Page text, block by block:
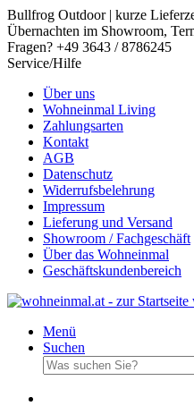
Bullfrog Outdoor | kurze
Übernachten im Showroom,
Fragen? +49 3643 / 8786245
Service/Hilfe
Über uns
Wohneinmal Living
Zahlungsarten
Kontakt
AGB
Datenschutz
Widerrufsbelehrung
Impressum
Lieferung und Versand
Showroom / Fachgeschäft
Über das Wohneinmal
Geschäftskundenbereich
Menü
Suchen